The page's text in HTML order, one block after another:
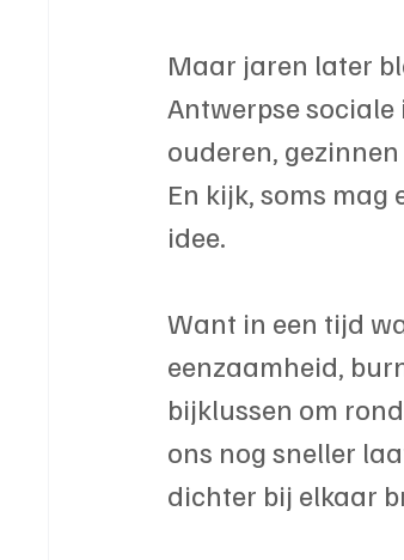
Maar jaren later
Antwerpse
ouderen,
En kijk, soms
idee.
Want in een tijd
eenzaamheid,
bijklussen om
ons nog sneller
dichter bij elkaar